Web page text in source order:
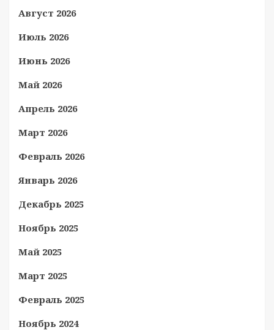
Август 2026
Июль 2026
Июнь 2026
Май 2026
Апрель 2026
Март 2026
Февраль 2026
Январь 2026
Декабрь 2025
Ноябрь 2025
Май 2025
Март 2025
Февраль 2025
Ноябрь 2024